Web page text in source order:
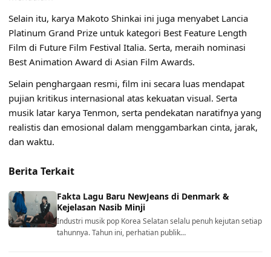
Selain itu, karya Makoto Shinkai ini juga menyabet Lancia
Platinum Grand Prize untuk kategori Best Feature Length
Film di Future Film Festival Italia. Serta, meraih nominasi
Best Animation Award di Asian Film Awards.
Selain penghargaan resmi, film ini secara luas mendapat
pujian kritikus internasional atas kekuatan visual. Serta
musik latar karya Tenmon, serta pendekatan naratifnya yang
realistis dan emosional dalam menggambarkan cinta, jarak,
dan waktu.
Berita Terkait
Fakta Lagu Baru NewJeans di Denmark &
Kejelasan Nasib Minji
Industri musik pop Korea Selatan selalu penuh kejutan setiap
tahunnya. Tahun ini, perhatian publik…